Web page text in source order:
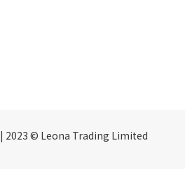
| 2023 © Leona Trading Limited